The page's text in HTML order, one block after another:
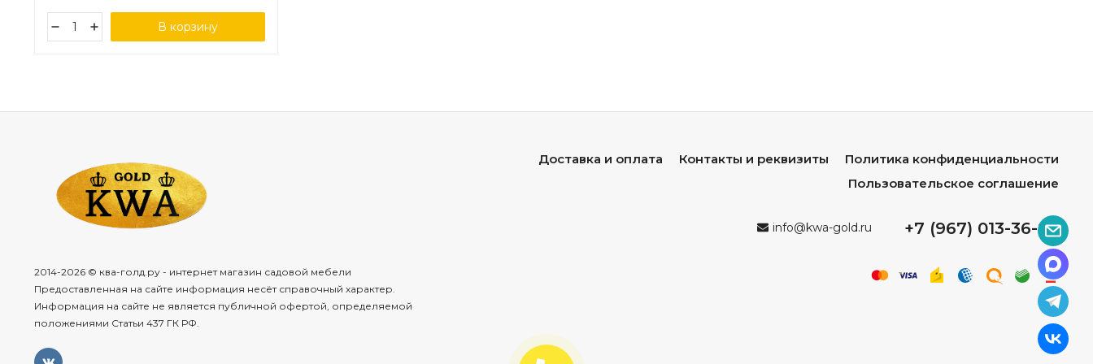
В корзину
2014-2026 © ква-голд.ру - интернет магазин садовой мебели
Предоставленная на сайте информация несёт справочный характер.
Информация на сайте не является публичной офертой, определяемой
положениями Статьи 437 ГК РФ.
Доставка и оплата Контакты и реквизиты
Политика конфиденциальности
Пользовательское соглашение
info@kwa-gold.ru +7 (967) 013-36-96